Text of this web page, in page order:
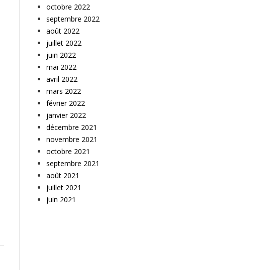
octobre 2022
septembre 2022
août 2022
juillet 2022
juin 2022
mai 2022
avril 2022
mars 2022
février 2022
janvier 2022
décembre 2021
novembre 2021
octobre 2021
septembre 2021
août 2021
juillet 2021
juin 2021